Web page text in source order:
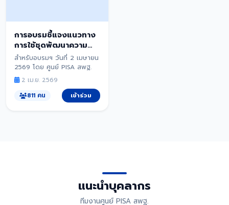
การอบรมชี้แจงแนวทาง
การใช้ชุดพัฒนาความ
ฉลาดรู้ ระดับประถม
ศึกษาตอนปลาย (ชั้น
ประถมศึกษาปีที่ 4 - 6)
ผ่านระบบอิเล็กทรอนิกส์
สำหรับอบรมฯ วันที่ 2 เมษายน
2569 โดย ศูนย์ PISA สพฐ.
2 เม.ย. 2569
811 คน
เข้าร่วม
แนะนำบุคลากร
ทีมงานศูนย์ PISA สพฐ.